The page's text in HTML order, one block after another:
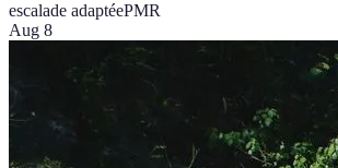
escalade adaptéePMR
Aug 8